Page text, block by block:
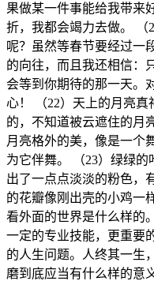
果做某一件事能给我带来
折，我都会竭力去做。 （
呢？虽然等春节要经过一
的向往，而且我还相信：
会等到你期待的那一天。
心！ （22）天上的月亮
的，不知道被云遮住的月
月亮格外的美，像是一个
为它伴舞。 （23）绿绿
出了一点点淡淡的粉色，
的花瓣像刚出壳的小鸡一
看外面的世界是什么样的
一定的专业技能，更重要
的人生问题。人终其一生
磨到底应当有什么样的意